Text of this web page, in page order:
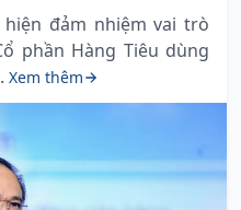
đảm nhiệm vai trò
phần Hàng Tiêu dùng
Xem thêm